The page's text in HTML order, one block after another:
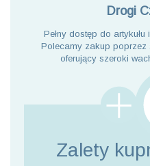
Drogi
Pełny dostęp do artykułu
Polecamy zakup poprzez
oferujący szeroki
Zalety